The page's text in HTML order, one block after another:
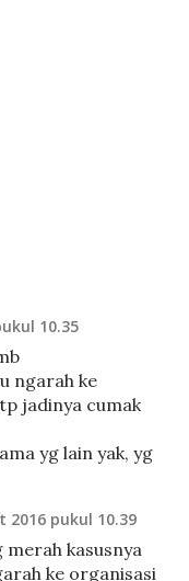
10.35
ngarah ke
jadinya cumak
yg lain yak, yg
2016 pukul 10.39
merah kasusnya
ke organisasi